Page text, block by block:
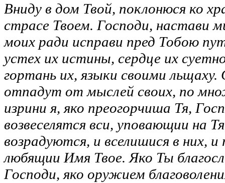
Вниду в дом Твой, поклонюся ко
страсе Твоем. Господи, настави
моих ради исправи пред Тобою
устех их истины, сердце их
гортань их, языки своими
отпадут от мыслей своих, по
изрини я, яко преогорчиша Тя,
возвеселятся вси, уповающии на
возрадуются, и вселишися в них, и
любящии Имя Твое. Яко Ты
Господи, яко оружием